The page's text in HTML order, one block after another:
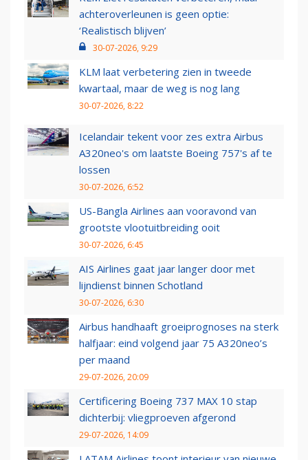
achteroverleunen is geen optie:
‘Realistisch blijven’
30-07-2026, 9:29
KLM laat verbetering zien in tweede
kwartaal, maar de weg is nog lang
30-07-2026, 8:22
Icelandair tekent voor zes extra Airbus
A320neo's om laatste Boeing 757's af te
lossen
30-07-2026, 6:52
US-Bangla Airlines aan vooravond van
grootste vlootuitbreiding ooit
30-07-2026, 6:45
AIS Airlines gaat jaar langer door met
lijndienst binnen Schotland
30-07-2026, 6:30
Airbus handhaaft groeiprognoses na sterk
halfjaar: eind volgend jaar 75 A320neo’s
per maand
29-07-2026, 20:09
Certificering Boeing 737 MAX 10 stap
dichterbij: vliegproeven afgerond
29-07-2026, 14:09